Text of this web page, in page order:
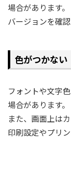
場合があります。
バージョンを確
色がつかない
フォントや文字
場合があります。
また、画面上は
印刷設定やプリ